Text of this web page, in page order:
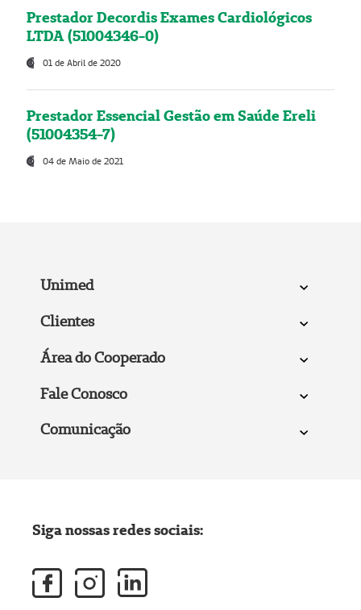
Prestador Decordis Exames Cardiológicos
LTDA (51004346-0)
01 de Abril de 2020
Prestador Essencial Gestão em Saúde Ereli
(51004354-7)
04 de Maio de 2021
Unimed
Clientes
Área do Cooperado
Fale Conosco
Comunicação
Siga nossas redes sociais: